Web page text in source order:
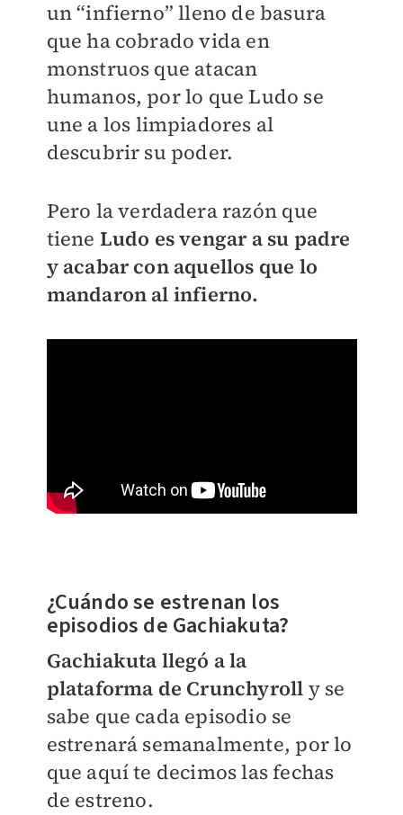
un “infierno” lleno de basura
que ha cobrado vida en
monstruos que atacan
humanos, por lo que Ludo se
une a los limpiadores al
descubrir su poder.
Pero la verdadera razón que
tiene Ludo es vengar a su padre
y acabar con aquellos que lo
mandaron al infierno.
¿Cuándo se estrenan los
episodios de Gachiakuta?
Gachiakuta llegó a la
plataforma de Crunchyroll y se
sabe que cada episodio se
estrenará semanalmente, por lo
que aquí te decimos las fechas
de estreno.